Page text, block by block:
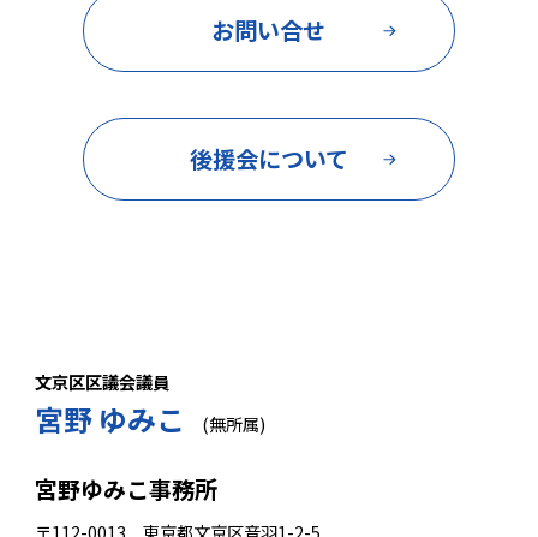
お問い合せ
後援会について
文京区区議会議員
宮野 ゆみこ (無所属)
宮野ゆみこ事務所
〒112-0013 東京都文京区音羽1-2-5